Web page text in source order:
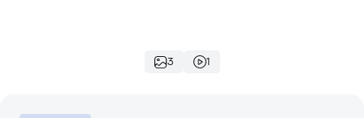
3 1